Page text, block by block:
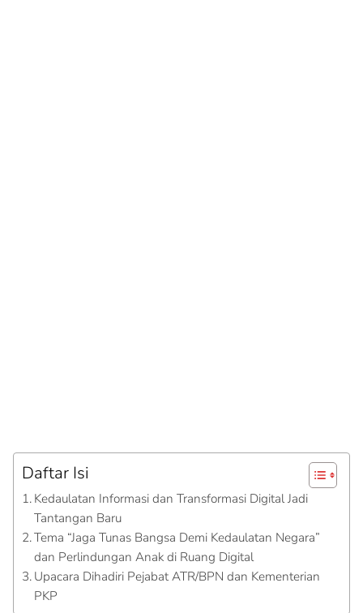
Daftar Isi
Kedaulatan Informasi dan Transformasi Digital Jadi
Tantangan Baru
Tema “Jaga Tunas Bangsa Demi Kedaulatan Negara”
dan Perlindungan Anak di Ruang Digital
Upacara Dihadiri Pejabat ATR/BPN dan Kementerian
PKP